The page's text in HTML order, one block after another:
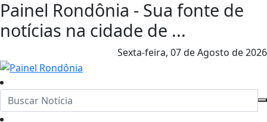
Painel Rondônia - Sua fonte de
notícias na cidade de ...
Sexta-feira, 07 de Agosto de 2026